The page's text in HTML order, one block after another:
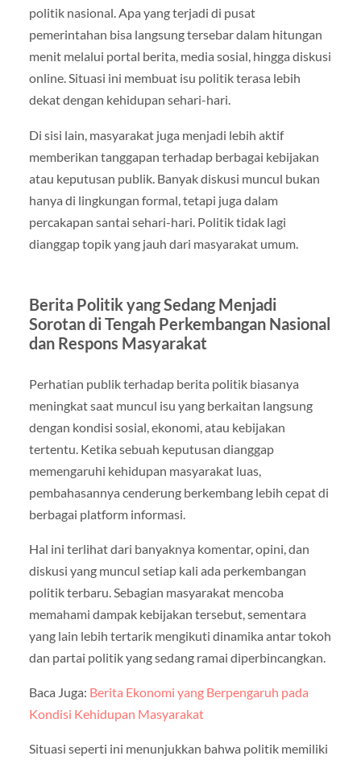
politik nasional. Apa yang terjadi di pusat
pemerintahan bisa langsung tersebar dalam hitungan
menit melalui portal berita, media sosial, hingga diskusi
online. Situasi ini membuat isu politik terasa lebih
dekat dengan kehidupan sehari-hari.
Di sisi lain, masyarakat juga menjadi lebih aktif
memberikan tanggapan terhadap berbagai kebijakan
atau keputusan publik. Banyak diskusi muncul bukan
hanya di lingkungan formal, tetapi juga dalam
percakapan santai sehari-hari. Politik tidak lagi
dianggap topik yang jauh dari masyarakat umum.
Berita Politik yang Sedang Menjadi
Sorotan di Tengah Perkembangan Nasional
dan Respons Masyarakat
Perhatian publik terhadap berita politik biasanya
meningkat saat muncul isu yang berkaitan langsung
dengan kondisi sosial, ekonomi, atau kebijakan
tertentu. Ketika sebuah keputusan dianggap
memengaruhi kehidupan masyarakat luas,
pembahasannya cenderung berkembang lebih cepat di
berbagai platform informasi.
Hal ini terlihat dari banyaknya komentar, opini, dan
diskusi yang muncul setiap kali ada perkembangan
politik terbaru. Sebagian masyarakat mencoba
memahami dampak kebijakan tersebut, sementara
yang lain lebih tertarik mengikuti dinamika antar tokoh
dan partai politik yang sedang ramai diperbincangkan.
Baca Juga: Berita Ekonomi yang Berpengaruh pada
Kondisi Kehidupan Masyarakat
Situasi seperti ini menunjukkan bahwa politik memiliki